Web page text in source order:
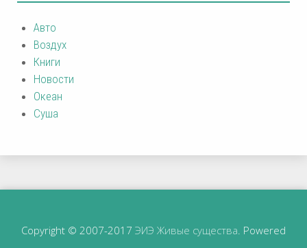
Авто
Воздух
Книги
Новости
Океан
Суша
Copyright © 2007-2017 ЭИЭ Живые существа. Powered